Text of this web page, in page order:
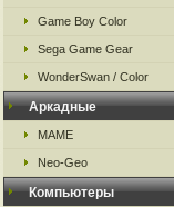
Game Boy Color
Sega Game Gear
WonderSwan / Color
Аркадные
MAME
Neo-Geo
Компьютеры